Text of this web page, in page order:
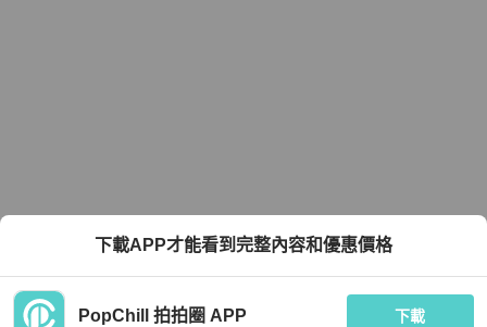
下載APP才能看到完整內容和優惠價格
PopChill 拍拍圈 APP 下載